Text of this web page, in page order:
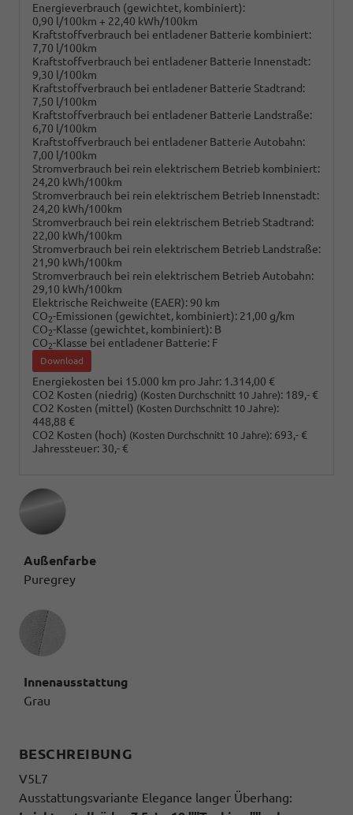
Energieverbrauch (gewichtet, kombiniert):
0,90 l/100km + 22,40 kWh/100km
Kraftstoffverbrauch bei entladener Batterie kombiniert:
7,70 l/100km
Kraftstoffverbrauch bei entladener Batterie Innenstadt:
9,30 l/100km
Kraftstoffverbrauch bei entladener Batterie Stadtrand:
7,50 l/100km
Kraftstoffverbrauch bei entladener Batterie Landstraße:
6,70 l/100km
Kraftstoffverbrauch bei entladener Batterie Autobahn:
7,00 l/100km
Stromverbrauch bei rein elektrischem Betrieb kombiniert:
24,20 kWh/100km
Stromverbrauch bei rein elektrischem Betrieb Innenstadt:
24,20 kWh/100km
Stromverbrauch bei rein elektrischem Betrieb Stadtrand:
22,00 kWh/100km
Stromverbrauch bei rein elektrischem Betrieb Landstraße:
21,90 kWh/100km
Stromverbrauch bei rein elektrischem Betrieb Autobahn:
29,10 kWh/100km
Elektrische Reichweite (EAER): 90 km
CO2-Emissionen (gewichtet, kombiniert): 21,00 g/km
CO2-Klasse (gewichtet, kombiniert): B
CO2-Klasse bei entladener Batterie: F
Download
Energiekosten bei 15.000 km pro Jahr: 1.314,00 €
CO2 Kosten (niedrig) (Kosten Durchschnitt 10 Jahre): 189,- €
CO2 Kosten (mittel) (Kosten Durchschnitt 10 Jahre):
448,88 €
CO2 Kosten (hoch) (Kosten Durchschnitt 10 Jahre): 693,- €
Jahressteuer: 30,- €
Außenfarbe
Puregrey
Innenausstattung
Innenausstattung
Grau
BESCHREIBUNG
V5L7
Ausstattungsvariante Elegance langer Überhang: